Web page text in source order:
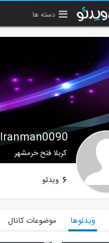
دسته ها
Iranman0090
کربلا فتح خرمشهر
6 ویدئو
ویدئوها موضوعات کانال